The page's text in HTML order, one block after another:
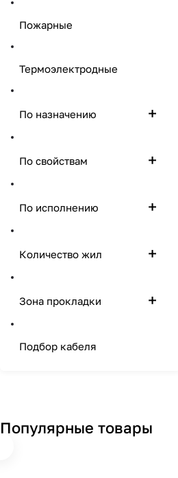
Популярные товары
Пожарные
Термоэлектродные
По назначению
По свойствам
По исполнению
Количество жил
Зона прокладки
Подбор кабеля